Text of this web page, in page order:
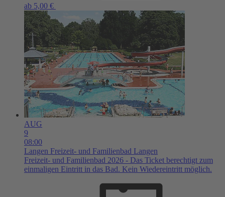
ab 5,00 €
AUG
9
08:00
Langen Freizeit- und Familienbad Langen
Freizeit- und Familienbad 2026 - Das Ticket berechtigt zum
einmaligen Eintritt in das Bad. Kein Wiedereintritt möglich.